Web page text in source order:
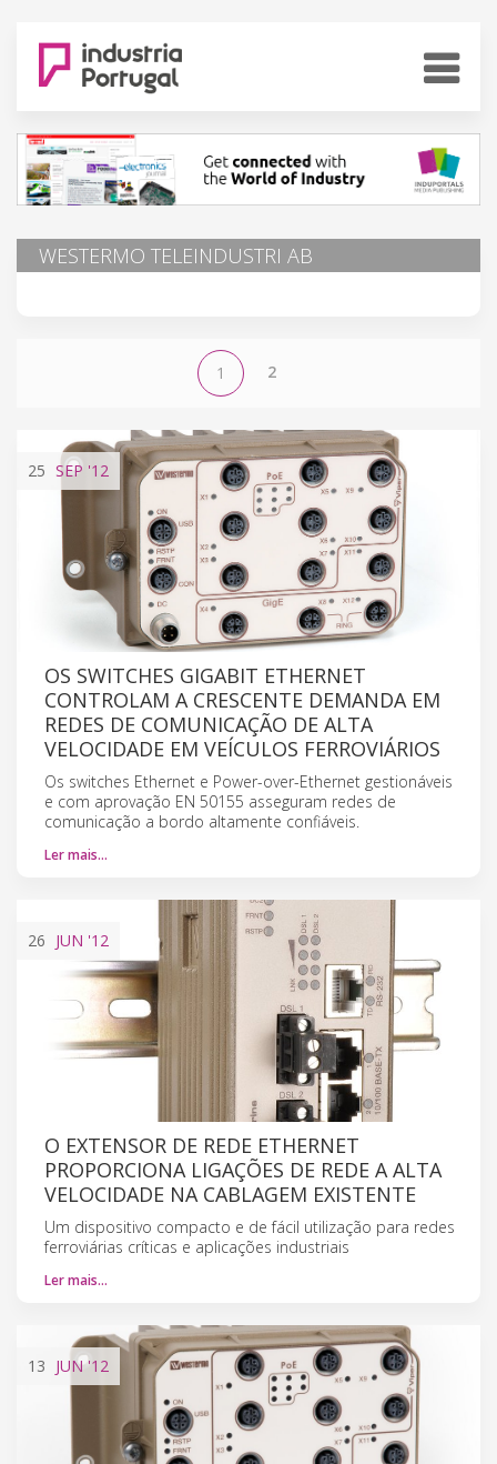
WESTERMO TELEINDUSTRI AB
1 2
25 SEP '12
OS SWITCHES GIGABIT ETHERNET
CONTROLAM A CRESCENTE DEMANDA EM
REDES DE COMUNICAÇÃO DE ALTA
VELOCIDADE EM VEÍCULOS FERROVIÁRIOS
Os switches Ethernet e Power-over-Ethernet gestionáveis
e com aprovação EN 50155 asseguram redes de
comunicação a bordo altamente confiáveis.
Ler mais…
26 JUN '12
O EXTENSOR DE REDE ETHERNET
PROPORCIONA LIGAÇÕES DE REDE A ALTA
VELOCIDADE NA CABLAGEM EXISTENTE
Um dispositivo compacto e de fácil utilização para redes
ferroviárias críticas e aplicações industriais
Ler mais…
13 JUN'12